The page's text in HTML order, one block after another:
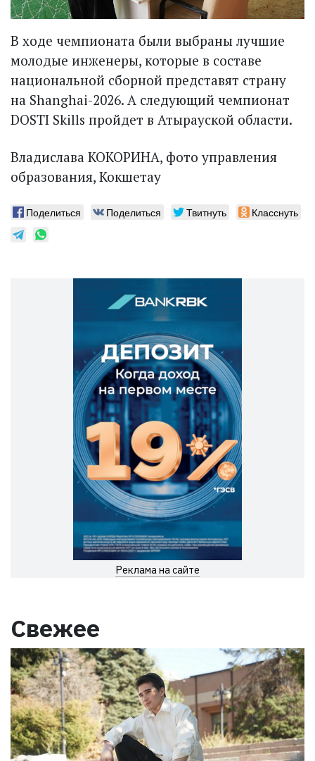
В ходе чемпионата были выбраны лучшие
молодые инженеры, которые в составе
национальной сборной представят страну
на Shanghai-2026. А следующий чемпионат
DOSTI Skills пройдет в Атырауской области.
Владислава КОКОРИНА, фото управления
образования, Кокшетау
Поделиться Поделиться Твитнуть Класснуть
Реклама на сайте
Свежее